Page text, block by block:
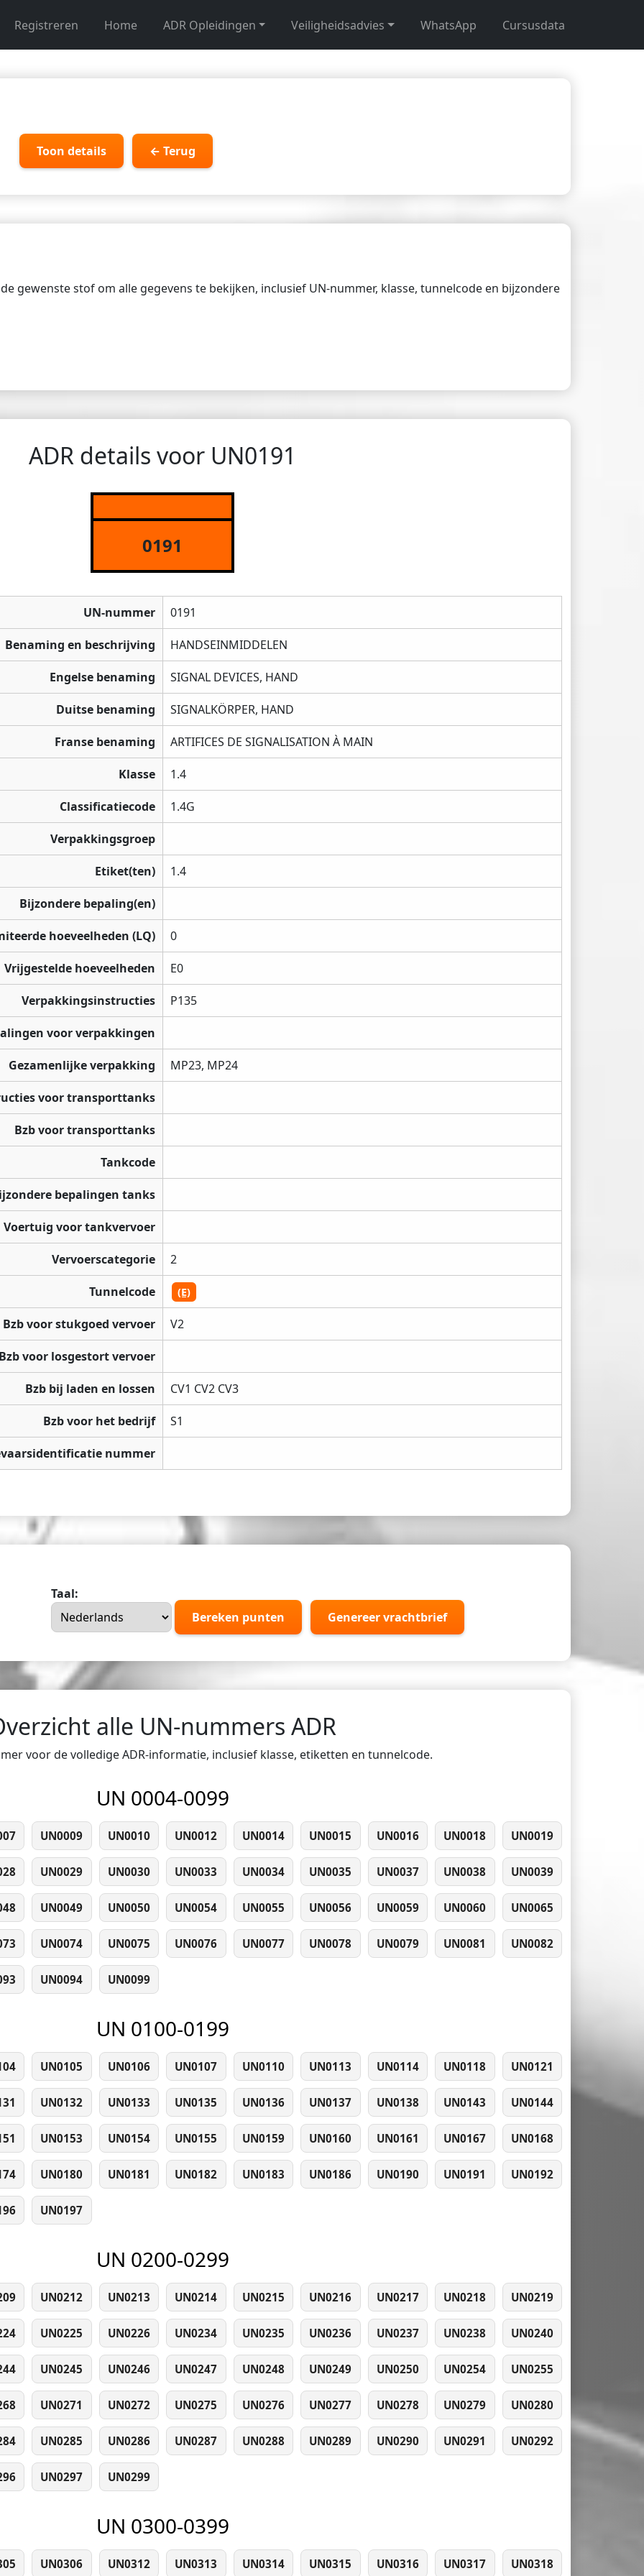
Registreren Home ADR Opleidingen Veiligheidsadvies WhatsApp Cursusdata
Toon details ← Terug
gewenste stof om alle gegevens te bekijken, inclusief UN-nummer, klasse, tunnelcode en bijzondere
ADR details voor UN0191
0191
UN-nummer 0191
Benaming en beschrijving HANDSEINMIDDELEN
Engelse benaming SIGNAL DEVICES, HAND
Duitse benaming SIGNALKÖRPER, HAND
Franse benaming ARTIFICES DE SIGNALISATION À MAIN
Klasse 1.4
Classificatiecode 1.4G
Verpakkingsgroep
Etiket(ten) 1.4
Bijzondere bepaling(en)
hoeveelheden (LQ) 0
Vrijgestelde hoeveelheden E0
Verpakkingsinstructies P135
voor verpakkingen
Gezamenlijke verpakking MP23, MP24
voor transporttanks
Bzb voor transporttanks
Tankcode
bepalingen tanks
Voertuig voor tankvervoer
Vervoerscategorie 2
Tunnelcode (E)
Bzb voor stukgoed vervoer V2
voor losgestort vervoer
Bzb bij laden en lossen CV1 CV2 CV3
Bzb voor het bedrijf S1
nummer
Taal:
Bereken punten
Genereer vrachtbrief
alle UN-nummers ADR
voor de volledige ADR-informatie, inclusief klasse, etiketten en tunnelcode.
UN 0004-0099
UN0009 UN0010 UN0012 UN0014 UN0015 UN0016 UN0018 UN0019
UN0029 UN0030 UN0033 UN0034 UN0035 UN0037 UN0038 UN0039
UN0049 UN0050 UN0054 UN0055 UN0056 UN0059 UN0060 UN0065
UN0074 UN0075 UN0076 UN0077 UN0078 UN0079 UN0081 UN0082
UN0094 UN0099
UN 0100-0199
UN0105 UN0106 UN0107 UN0110 UN0113 UN0114 UN0118 UN0121
UN0132 UN0133 UN0135 UN0136 UN0137 UN0138 UN0143 UN0144
UN0153 UN0154 UN0155 UN0159 UN0160 UN0161 UN0167 UN0168
UN0180 UN0181 UN0182 UN0183 UN0186 UN0190 UN0191 UN0192
UN0197
UN 0200-0299
UN0212 UN0213 UN0214 UN0215 UN0216 UN0217 UN0218 UN0219
UN0225 UN0226 UN0234 UN0235 UN0236 UN0237 UN0238 UN0240
UN0245 UN0246 UN0247 UN0248 UN0249 UN0250 UN0254 UN0255
UN0271 UN0272 UN0275 UN0276 UN0277 UN0278 UN0279 UN0280
UN0285 UN0286 UN0287 UN0288 UN0289 UN0290 UN0291 UN0292
UN0297 UN0299
UN 0300-0399
UN0306 UN0312 UN0313 UN0314 UN0315 UN0316 UN0317 UN0318